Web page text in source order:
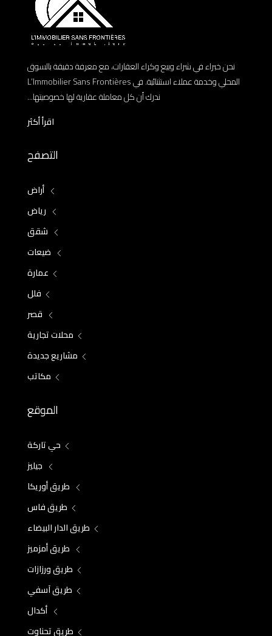
نحن خبراء في شراء وبيع وكراء العقارات، مع معرفة دقيقة بالسوق
المحلي وخدمة عملاء استثنائية. في L’Immobilier Sans Frontières
ندرك أن كل معاملة عقارية لها خصوصيتها...
اقرأ أكثر
التصفح
أراض
رياض
شقق
ضيعات
عمارة
فلل
قصر
محلات تجارية
مشاريع جديدة
مكاتب
الموقع
حي تاركة
جيليز
طريق أوريكا
طريق فاس
طريق الدار البيضاء
طريق أمزميز
طريق ورزازات
طريق آسفي
أكدال
طريق تحناوت